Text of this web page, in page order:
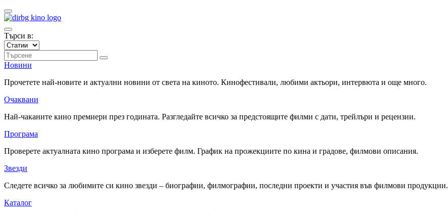
Търси в:
Новини
Прочетете най-новите и актуални новини от света на киното. Кинофестивали, любими актьори, интервюта и още много.
Очаквани
Най-чаканите кино премиери през годината. Разгледайте всичко за предстоящите филми с дати, трейлъри и рецензии.
Програма
Проверете актуалната кино програма и изберете филм. График на прожекциите по кина и градове, филмови описания.
Звезди
Следете всичко за любимите си кино звезди – биографии, филмографии, последни проекти и участия във филмови продукции.
Каталог